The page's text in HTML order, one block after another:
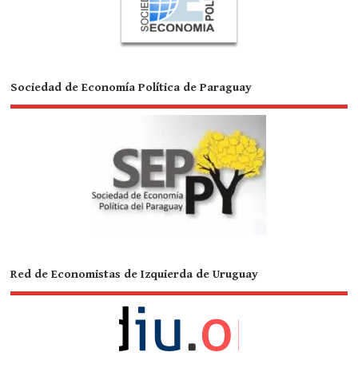
Sociedad de Economía Política de Paraguay
Red de Economistas de Izquierda de Uruguay